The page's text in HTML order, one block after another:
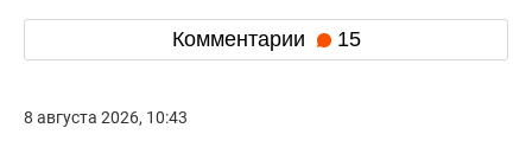
Комментарии 15
8 августа 2026, 10:43